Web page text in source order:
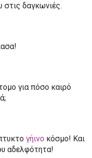
στις δαγκωνιές.
για πόσο καιρό
γήινο κόσμο! Και
αδελφότητα!